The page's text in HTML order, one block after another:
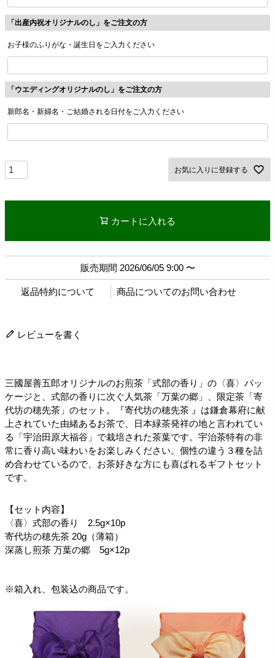
「出産内祝オリジナルのし」をご注文の方
お子様のふりがな・誕生日をご入力ください
「ウエディングオリジナルのし」をご注文の方
新郎名・新婦名・ご結婚される日付をご入力ください
お気に入りに登録する
カートに入れる
販売期間 2026/06/05 9:00 〜
返品特約について 商品についてのお問い合わせ
レビューを書く
三國屋善五郎オリジナルのお煎茶「式部の香り」の〈喜〉パッ
ケージと、式部の香りに次ぐ人気茶「万葉の郷」、限定茶「寄
代坊の穂先茶」のセット。『寄代坊の穂先茶 』は鎌倉幕府に献
上されていた由緒あるお茶で、日本緑茶発祥の地と言われてい
る「宇治田原大福谷」で栽培された茶葉です。宇治茶特有の非
常に香り高い味わいをお楽しみください。個性の違う３種を詰
め合わせているので、お茶好きな方にも喜ばれるギフトセット
です。
【セット内容】
〈喜〉式部の香り 2.5g×10p
寄代坊の穂先茶 20g（薄箱）
深蒸し煎茶 万葉の郷 5g×12p
※箱入れ、包装込の商品です。